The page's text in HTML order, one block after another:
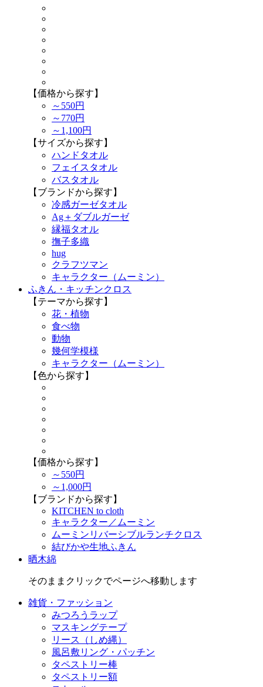
【価格から探す】
～550円
～770円
～1,100円
【サイズから探す】
ハンドタオル
フェイスタオル
バスタオル
【ブランドから探す】
冷感ガーゼタオル
Ag＋ダブルガーゼ
縁福タオル
撫子多織
hug
クラフツマン
キャラクター（ムーミン）
ふきん・キッチンクロス
【テーマから探す】
花・植物
食べ物
動物
幾何学模様
キャラクター（ムーミン）
【色から探す】
【価格から探す】
～550円
～1,000円
【ブランドから探す】
KITCHEN to cloth
キャラクター／ムーミン
ムーミンリバーシブルランチクロス
結びかや生地ふきん
晒木綿
そのままクリックでページへ移動します
雑貨・ファッション
みつろうラップ
マスキングテープ
リース（しめ縄）
風呂敷リング・パッチン
タペストリー棒
タペストリー額